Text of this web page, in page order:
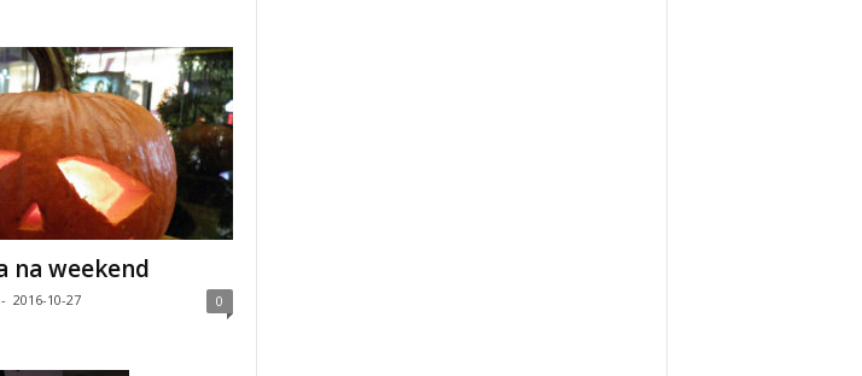
na weekend
- 2016-10-27 0